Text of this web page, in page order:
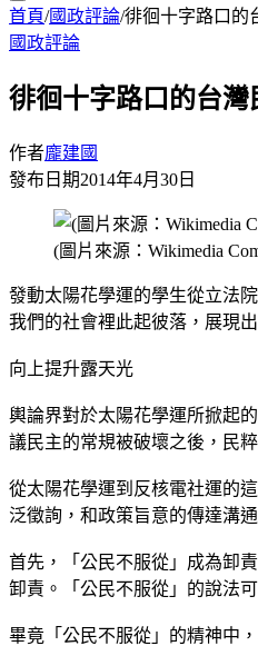
首頁/國政評論/徘徊十字路口的
國政評論
徘徊十字路口的台灣
作者龐建國
發布日期2014年4月30日
(圖片來源：Wikimedia
發動太陽花學運的學生從立法
我們的社會裡此起彼落，展現
向上提升露天光
輿論界對於太陽花學運所掀起
議民主的常規被破壞之後，民
從太陽花學運到反核電社運的
泛徵詢，和政策旨意的傳達溝
首先，「公民不服從」成為卸
卸責。「公民不服從」的說法
畢竟「公民不服從」的精神中